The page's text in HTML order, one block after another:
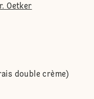
Oetker
double crème)